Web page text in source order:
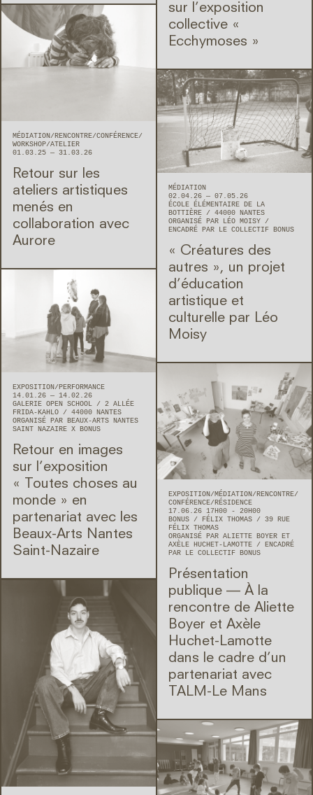
sur l’exposition
collective «
Ecchymoses »
MÉDIATION RENCONTRE/CONFÉRENCE
WORKSHOP/ATELIER
01.03.25 — 31.03.26
Retour sur les
ateliers artistiques
menés en
collaboration avec
Aurore
MÉDIATION
02.04.26 — 07.05.26
ÉCOLE ÉLÉMENTAIRE DE LA
BOTTIÈRE
44000 NANTES
ORGANISÉ PAR LÉO MOISY
ENCADRÉ PAR LE COLLECTIF BONUS
« Créatures des
autres », un projet
d’éducation
artistique et
culturelle par Léo
Moisy
EXPOSITION PERFORMANCE
14.01.26 — 14.02.26
GALERIE OPEN SCHOOL
2 ALLÉE
FRIDA-KAHLO
44000 NANTES
ORGANISÉ PAR BEAUX-ARTS NANTES
SAINT NAZAIRE X BONUS
Retour en images
sur l’exposition
« Toutes choses au
monde » en
partenariat avec les
Beaux-Arts Nantes
Saint-Nazaire
EXPOSITION MÉDIATION
RENCONTRE/
CONFÉRENCE
RÉSIDENCE
17.06.26 17H00 - 20H00
BONUS
FÉLIX THOMAS
39 RUE
FÉLIX THOMAS
ORGANISÉ PAR ALIETTE BOYER ET
AXÈLE HUCHET-LAMOTTE
ENCADRÉ
PAR LE COLLECTIF BONUS
Présentation
publique — À la
rencontre de Aliette
Boyer et Axèle
Huchet-Lamotte
dans le cadre d’un
partenariat avec
TALM-Le Mans